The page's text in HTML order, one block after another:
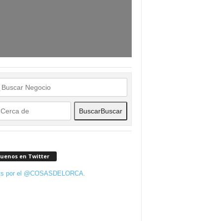
BuscarBuscar
en Twitter
por el @COSASDELORCA.